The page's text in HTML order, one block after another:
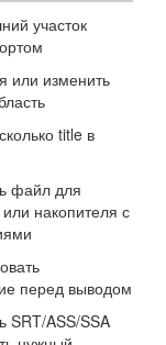
участок
или изменить
title в
файл для
или накопителя с
перед выводом
SRT/ASS/SSA